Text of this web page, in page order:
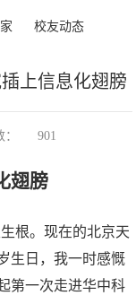
校友动态
上信息化翅膀
901
翅膀
根。现在的北京天
生日，我一时感慨
第一次走进华中科